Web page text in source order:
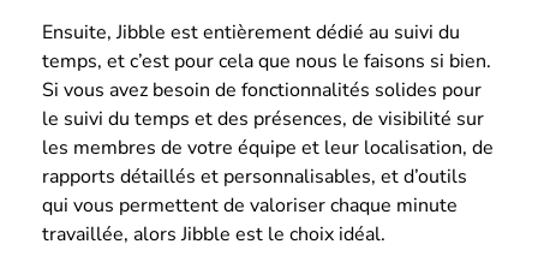
Ensuite, Jibble est entièrement dédié au suivi du
temps, et c’est pour cela que nous le faisons si bien.
Si vous avez besoin de fonctionnalités solides pour
le suivi du temps et des présences, de visibilité sur
les membres de votre équipe et leur localisation, de
rapports détaillés et personnalisables, et d’outils
qui vous permettent de valoriser chaque minute
travaillée, alors Jibble est le choix idéal.